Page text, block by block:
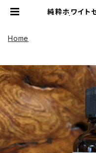
純粋ホワイト
Home